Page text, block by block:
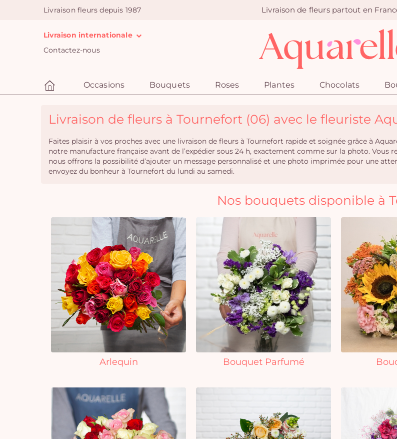
Livraison fleurs depuis 1987 Livraison de fleurs partout en
Livraison internationale
Contactez-nous
Occasions Bouquets Roses Plantes Chocolats
Livraison de fleurs à Tournefort (06) avec le fleuriste
Faites plaisir à vos proches avec une livraison de fleurs à Tournefort rapide et soignée grâce à
notre manufacture française avant de l’expédier sous 24 h, exactement comme sur la photo. Vous
nous offrons la possibilité d’ajouter un message personnalisé et une photo imprimée pour une
envoyez du bonheur à Tournefort du lundi au samedi.
Nos bouquets disponible à
Arlequin Bouquet Parfumé